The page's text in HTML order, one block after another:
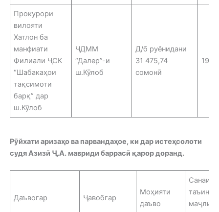
Прокурори
вилояти
Хатлон ба
манфиати
Филиали ҶСК
“Шабакаҳои
тақсимоти
барқ” дар
ш.Кӯлоб
ҶДММ
“Далер”-и
ш.Кӯлоб
Д/б руёнидани
31 475,74
сомонӣ
Рӯйхати аризаҳо ва парвандаҳое, ки дар истеҳсолоти
судя Азизӣ Ҷ.А. мавриди баррасӣ қарор доранд.
Даъвогар Ҷавобгар
Моҳияти
даъво
Санаи
таъини